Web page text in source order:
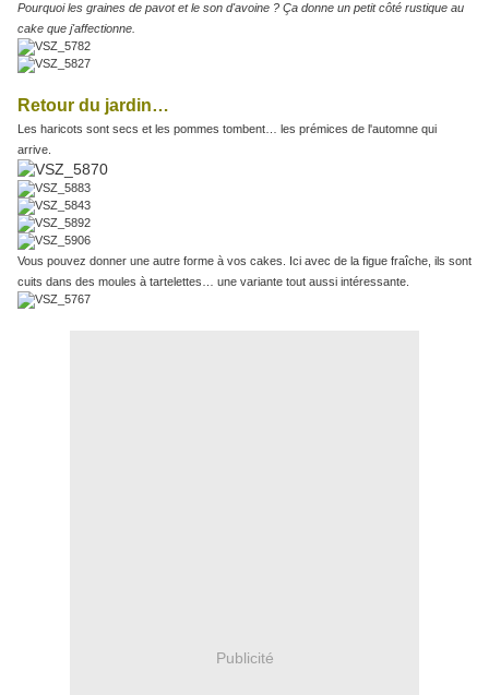
Pourquoi les graines de pavot et le son d'avoine ? Ça donne un petit côté rustique au
cake que j'affectionne.
Retour du jardin…
Les haricots sont secs et les pommes tombent… les prémices de l'automne qui
arrive.
Vous pouvez donner une autre forme à vos cakes. Ici avec de la figue fraîche, ils sont
cuits dans des moules à tartelettes… une variante tout aussi intéressante.
Publicité